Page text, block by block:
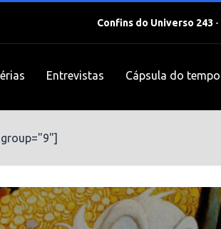
Confins do Universo 243 -
Entrevistas Cápsula do tempo